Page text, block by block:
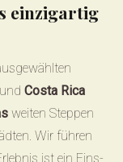
einzigartig
Costa Rica
weiten Steppen
Wir führen
ist ein Eins-